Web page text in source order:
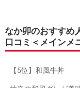
なか卯のおすすめ
口コミ＜メインメ
【5位】和風牛丼